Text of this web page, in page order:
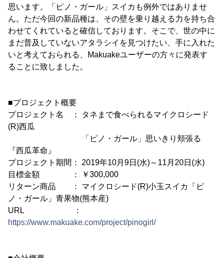
思います。「ピノ・ガール」スイカも例外ではありませ
ん。ただ今回の新品種は、その壁を乗り越える力を持ち合
わせてくれていると確信しております。そこで、世の中に
まだ普及していないアタラシイを見つけたい、手に入れた
いと考えておられる、Makuakeユーザーの方々に発表す
ることに致しました。
■プロジェクト概要
プロジェクト名 ： タネまで食べられるマイクロシード
(R)西瓜
「ピノ・ガール」思いきり頬張る
『西瓜革命』
プロジェクト期間： 2019年10月9日(水)～11月20日(水)
目標金額 ： ￥300,000
リターン商品 ： マイクロシード(R)小玉スイカ「ピ
ノ・ガール」青果物(熊本産)
URL ：
https://www.makuake.com/project/pinogirl/